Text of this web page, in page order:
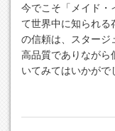
今でこそ「メイド・
て世界中に知られる
の信頼は、スタージ
高品質でありながら
いてみてはいかがで